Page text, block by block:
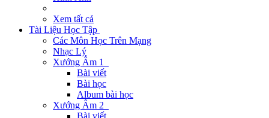
Xem tất cả
Tài Liệu Học Tập
Các Môn Học Trên Mạng
Nhạc Lý
Xướng Âm 1
Bài viết
Bài học
Album bài học
Xướng Âm 2
Bài viết